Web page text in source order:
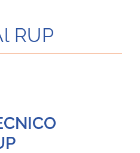
RUP